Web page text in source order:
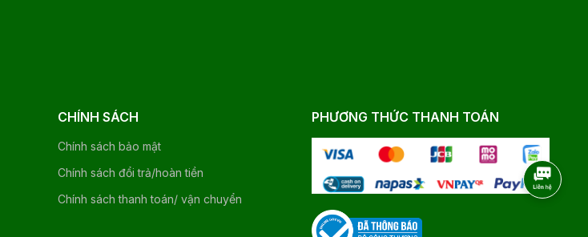
CHÍNH SÁCH
Chính sách bảo mật
Chính sách đổi trả/hoàn tiền
Chính sách thanh toán/ vận chuyển
PHƯƠNG THỨC THANH TOÁN